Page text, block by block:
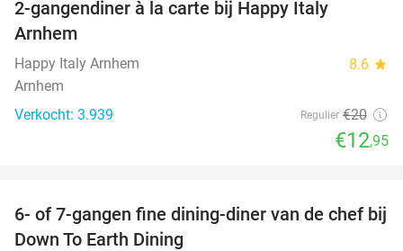
2-gangendiner à la carte bij Happy Italy
Arnhem
Happy Italy Arnhem 8.6 star
Arnhem
Verkocht: 3.939
Regulier €20
€12,95
36%
6- of 7-gangen fine dining-diner van de chef bij
Down To Earth Dining